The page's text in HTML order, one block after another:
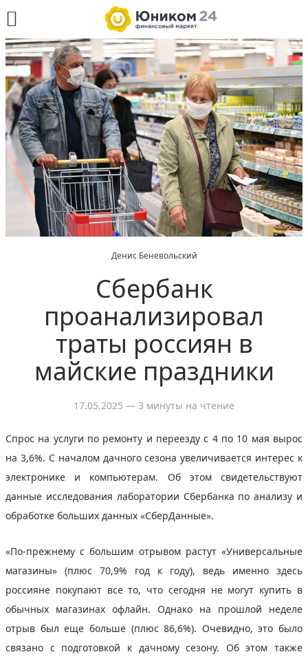
Денис Беневольский
Сбербанк
проанализировал
траты россиян в
майские праздники
17.05.2025 — 3 минуты на чтение
Спрос на услуги по ремонту и переезду с 4 по 10 мая вырос
на 3,6%. С началом дачного сезона увеличивается интерес к
электронике и компьютерам. Об этом свидетельствуют
данные исследования лаборатории Сбербанка по анализу и
обработке больших данных «СберДанные».
«По-прежнему с большим отрывом растут «Универсальные
магазины» (плюс 70,9% год к году), ведь именно здесь
россияне покупают все то, что сегодня не могут купить в
обычных магазинах офлайн. Однако на прошлой неделе
отрыв был еще больше (плюс 86,6%). Очевидно, это было
связано с подготовкой к дачному сезону. Об этом также